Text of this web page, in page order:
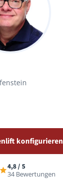
konfigurieren
4,8 / 5
34 Bewertungen